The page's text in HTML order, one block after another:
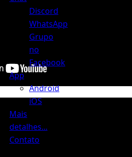
Discord
WhatsApp
Grupo
no
Facebook
App
Android
iOS
Mais
detalhes...
Contato